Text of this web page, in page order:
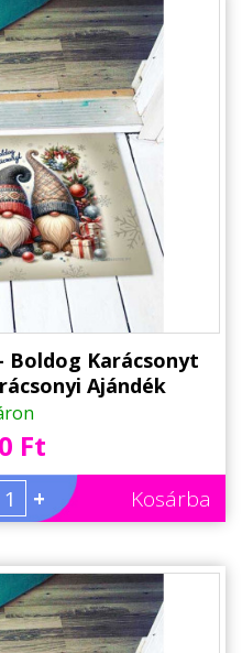
Boldog Karácsonyt
Ajándék
Ft
+ Kosárba